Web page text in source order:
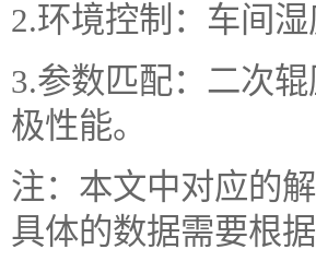
2.环境控制：车间
3.参数匹配：二次
极性能。
注：本文中对应的
具体的数据需要根